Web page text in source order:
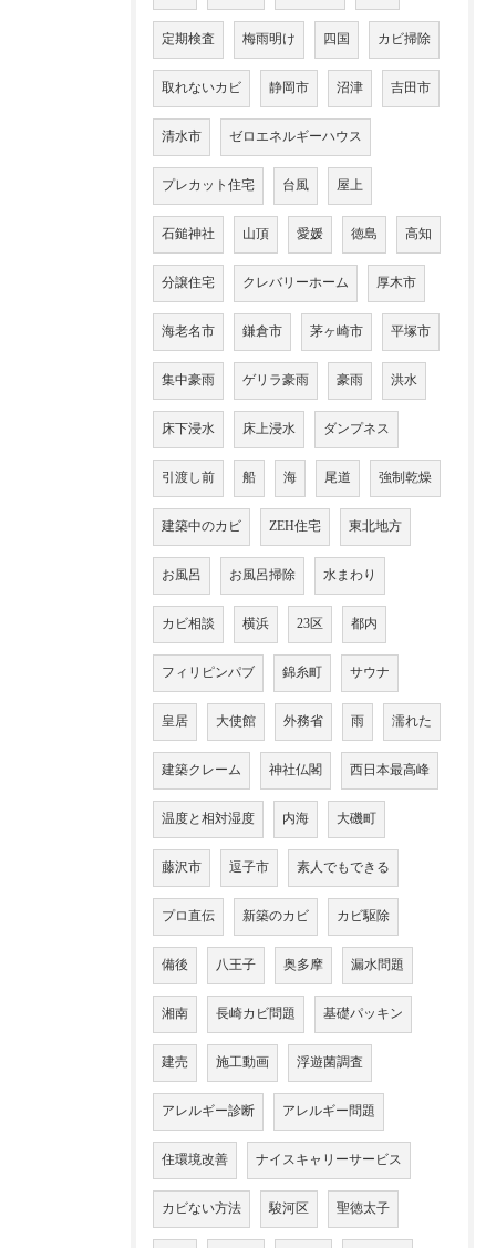
定期検査 梅雨明け 四国 カビ掃除
取れないカビ 静岡市 沼津 吉田市
清水市 ゼロエネルギーハウス
プレカット住宅 台風 屋上
石鎚神社 山頂 愛媛 徳島 高知
分譲住宅 クレバリーホーム 厚木市
海老名市 鎌倉市 茅ヶ崎市 平塚市
集中豪雨 ゲリラ豪雨 豪雨 洪水
床下浸水 床上浸水 ダンプネス
引渡し前 船 海 尾道 強制乾燥
建築中のカビ ZEH住宅 東北地方
お風呂 お風呂掃除 水まわり
カビ相談 横浜 23区 都内
フィリピンパブ 錦糸町 サウナ
皇居 大使館 外務省 雨 濡れた
建築クレーム 神社仏閣 西日本最高峰
温度と相対湿度 内海 大磯町
藤沢市 逗子市 素人でもできる
プロ直伝 新築のカビ カビ駆除
備後 八王子 奥多摩 漏水問題
湘南 長崎カビ問題 基礎パッキン
建売 施工動画 浮遊菌調査
アレルギー診断 アレルギー問題
住環境改善 ナイスキャリーサービス
カビない方法 駿河区 聖徳太子